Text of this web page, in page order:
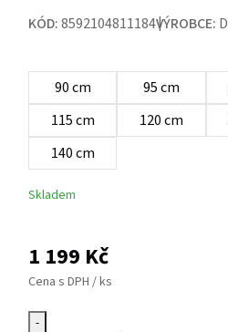
KÓD:8592104811184VÝROBCE:
90 cm 95 cm
115 cm
120 cm
140 cm
Skladem
1 199 Kč
Cena s DPH / ks
-